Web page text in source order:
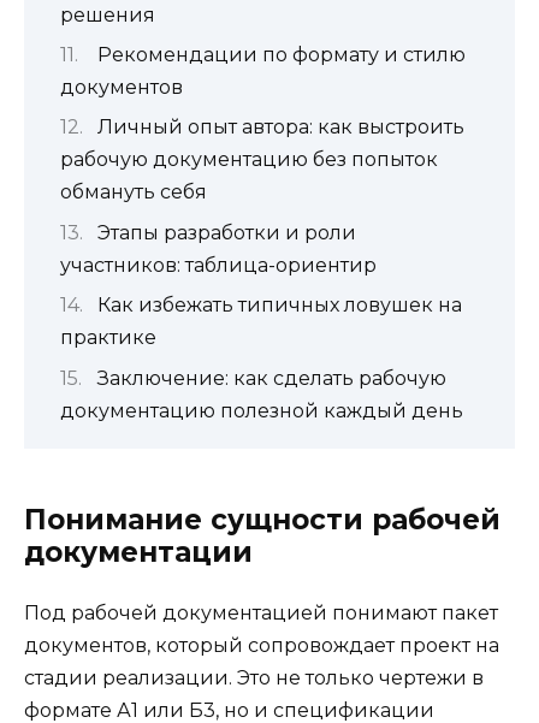
решения
Рекомендации по формату и стилю
документов
Личный опыт автора: как выстроить
рабочую документацию без попыток
обмануть себя
Этапы разработки и роли
участников: таблица-ориентир
Как избежать типичных ловушек на
практике
Заключение: как сделать рабочую
документацию полезной каждый день
Понимание сущности рабочей
документации
Под рабочей документацией понимают пакет
документов, который сопровождает проект на
стадии реализации. Это не только чертежи в
формате А1 или Б3, но и спецификации